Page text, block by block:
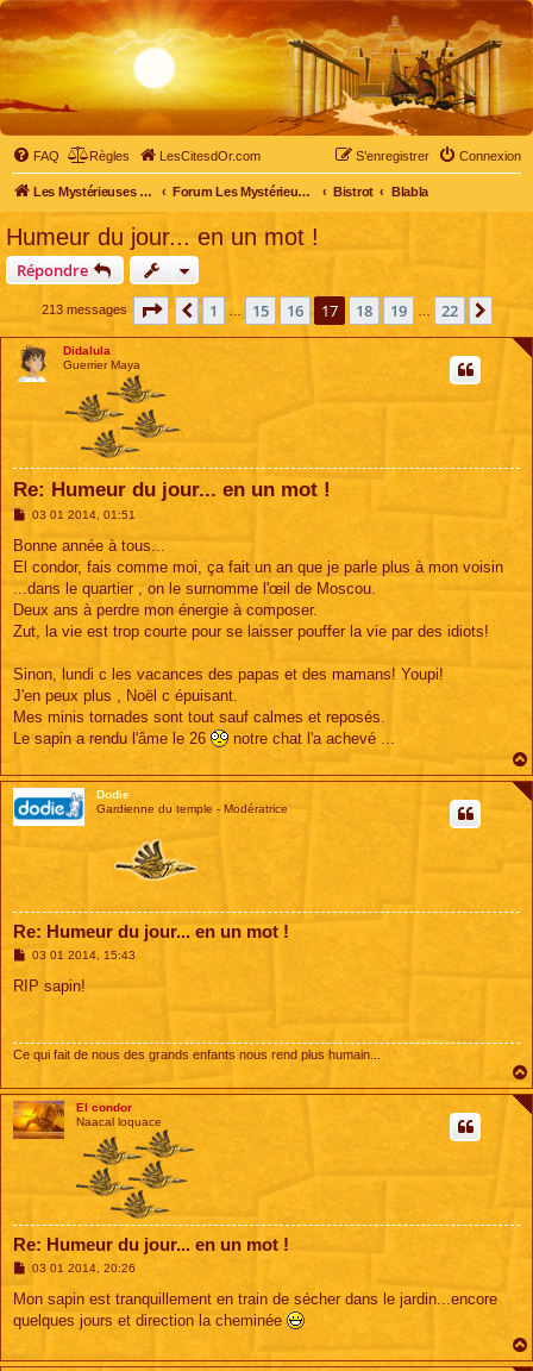
FAQ Règles LesCitesdOr.com Connexion
S’enregistrer
Les Mystérieuses Cités d'Or - LesCitesdOr.com Forum Les Mystérieuses Cités d'Or Bistrot Blabla
Humeur du jour... en un mot !
Répondre
213 messages Page 17 sur 22
Précédente
1 15 16 17 18 19 22
Didalula
Guerrier Maya
Re: Humeur du jour... en un mot !
M
s
a
g
03 01 2014, 01:51
Bonne année à tous...
El condor, fais comme moi, ça fait un an que je parle plus à mon voisin
...dans le quartier , on le surnomme l'œil de Moscou.
Deux ans à perdre mon énergie à composer.
Zut, la vie est trop courte pour se laisser pouffer la vie par des idiots!
Sinon, lundi c les vacances des papas et des mamans! Youpi!
J'en peux plus , Noël c épuisant.
Mes minis tornades sont tout sauf calmes et reposés.
Le sapin a rendu l'âme le 26
notre chat l'a achevé ...
Dodie
Gardienne du temple - Modératrice
Re: Humeur du jour... en un mot !
M
s
03 01 2014, 15:43
RIP sapin!
Ce qui fait de nous des grands enfants nous rend plus humain...
El condor
Naacal loquace
Re: Humeur du jour... en un mot !
M
s
a
03 01 2014, 20:26
Mon sapin est tranquillement en train de sécher dans le jardin...encore
quelques jours et direction la cheminée